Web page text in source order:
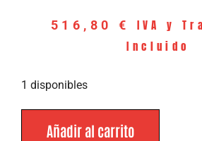
516,80 €
IVA y
Incluido
1 disponibles
Añadir al carrito